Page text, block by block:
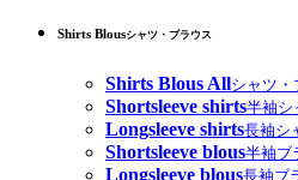
Shirts Blousシャツ・ブラウス
Shirts Blous Allシャツ・
Shortsleeve shirts半袖シ
Longsleeve shirts長袖シ
Shortsleeve blous半袖ブ
Longsleeve blous長袖ブ